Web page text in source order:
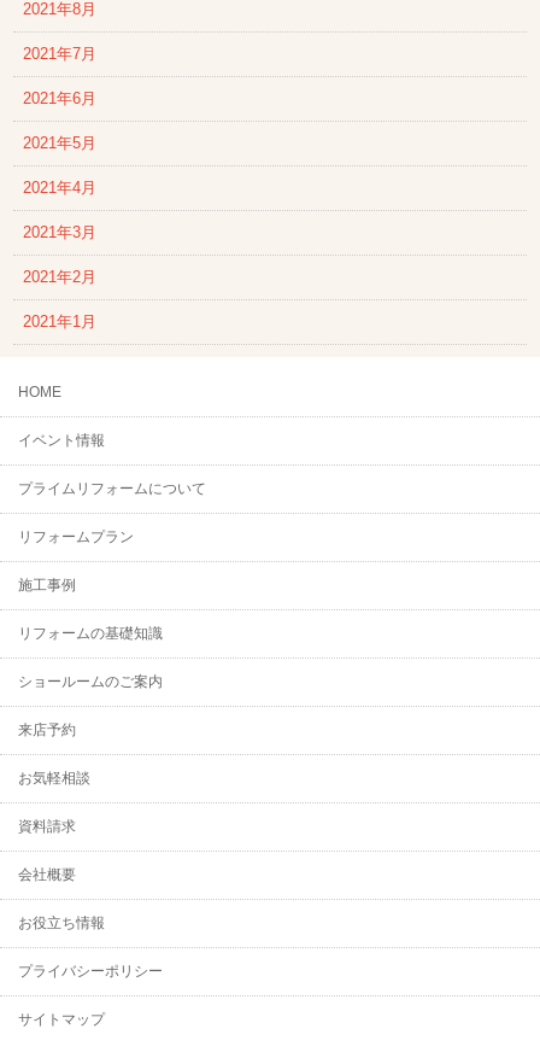
2021年8月
2021年7月
2021年6月
2021年5月
2021年4月
2021年3月
2021年2月
2021年1月
HOME
イベント情報
プライムリフォームについて
リフォームプラン
施工事例
リフォームの基礎知識
ショールームのご案内
来店予約
お気軽相談
資料請求
会社概要
お役立ち情報
プライバシーポリシー
サイトマップ